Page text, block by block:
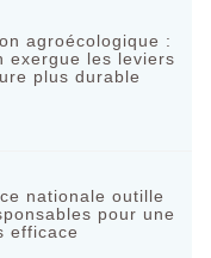
agroécologique :
exergue les leviers
plus durable
nationale outille
pour une
efficace